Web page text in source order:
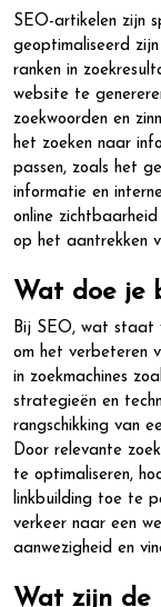
SEO-artikelen zijn
geoptimaliseerd
ranken in
website te
zoekwoorden en
het zoeken naar
passen, zoals het
informatie en
online
op het aantrekken
Wat doe je
Bij SEO, wat staat
om het verbeteren
in zoekmachines
strategieën en
rangschikking van
Door relevante
te optimaliseren,
linkbuilding toe te
verkeer naar een
aanwezigheid en
Wat zijn de